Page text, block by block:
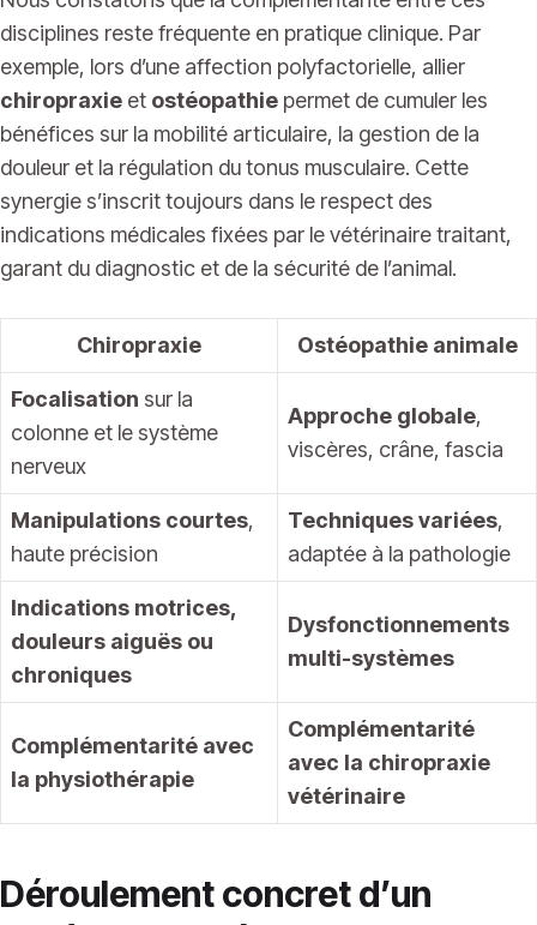
disciplines reste fréquente en pratique clinique. Par
exemple, lors d’une affection polyfactorielle, allier
chiropraxie et ostéopathie permet de cumuler les
bénéfices sur la mobilité articulaire, la gestion de la
douleur et la régulation du tonus musculaire. Cette
synergie s’inscrit toujours dans le respect des
indications médicales fixées par le vétérinaire traitant,
garant du diagnostic et de la sécurité de l’animal.
Chiropraxie Ostéopathie animale
Focalisation sur la
colonne et le système
nerveux
Approche globale,
viscères, crâne, fascia
Manipulations courtes,
haute précision
Techniques variées,
adaptée à la pathologie
Indications motrices,
douleurs aiguës ou
chroniques
Dysfonctionnements
multi-systèmes
Complémentarité avec
la physiothérapie
Complémentarité
avec la chiropraxie
vétérinaire
Déroulement concret d’un